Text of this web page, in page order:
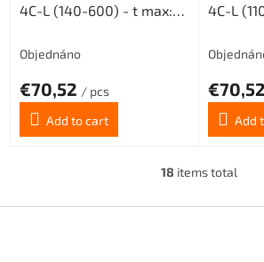
4C-L (140-600) - t max:25
Objednáno
€70,52 / pcs
Add to cart
4C-L
€70,52
Add
L
s
18 items total